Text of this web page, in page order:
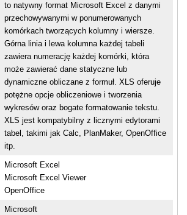
to natywny format Microsoft Excel z danymi
przechowywanymi w ponumerowanych
komórkach tworzących kolumny i wiersze.
Górna linia i lewa kolumna każdej tabeli
zawiera numerację każdej komórki, która
może zawierać dane statyczne lub
dynamiczne obliczane z formuł. XLS oferuje
potężne opcje obliczeniowe i tworzenia
wykresów oraz bogate formatowanie tekstu.
XLS jest kompatybilny z licznymi edytorami
tabel, takimi jak Calc, PlanMaker, OpenOffice
itp.
Microsoft Excel
Microsoft Excel Viewer
OpenOffice
Microsoft